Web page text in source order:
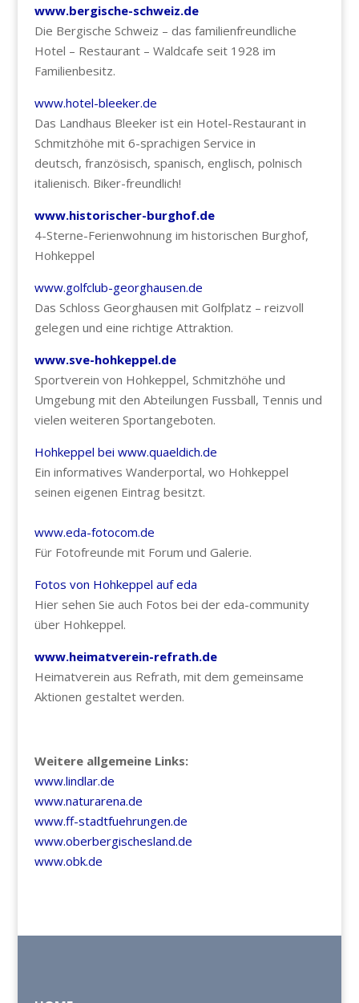
www.bergische-schweiz.de
Die Bergische Schweiz – das familienfreundliche
Hotel – Restaurant – Waldcafe seit 1928 im
Familienbesitz.
www.hotel-bleeker.de
Das Landhaus Bleeker ist ein Hotel-Restaurant in
Schmitzhöhe mit 6-sprachigen Service in
deutsch, französisch, spanisch, englisch, polnisch
italienisch. Biker-freundlich!
www.historischer-burghof.de
4-Sterne-Ferienwohnung im historischen Burghof,
Hohkeppel
www.golfclub-georghausen.de
Das Schloss Georghausen mit Golfplatz – reizvoll
gelegen und eine richtige Attraktion.
www.sve-hohkeppel.de
Sportverein von Hohkeppel, Schmitzhöhe und
Umgebung mit den Abteilungen Fussball, Tennis und
vielen weiteren Sportangeboten.
Hohkeppel bei www.quaeldich.de
Ein informatives Wanderportal, wo Hohkeppel
seinen eigenen Eintrag besitzt.
www.eda-fotocom.de
Für Fotofreunde mit Forum und Galerie.
Fotos von Hohkeppel auf eda
Hier sehen Sie auch Fotos bei der eda-community
über Hohkeppel.
www.heimatverein-refrath.de
Heimatverein aus Refrath, mit dem gemeinsame
Aktionen gestaltet werden.
Weitere allgemeine Links:
www.lindlar.de
www.naturarena.de
www.ff-stadtfuehrungen.de
www.oberbergischesland.de
www.obk.de